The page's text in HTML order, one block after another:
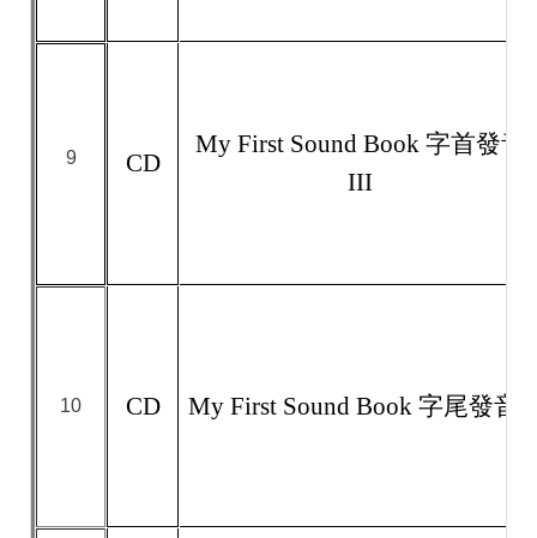
9 CD
My First Sound Book 字首發音
III
10 CD My First Sound Book 字尾發音 I